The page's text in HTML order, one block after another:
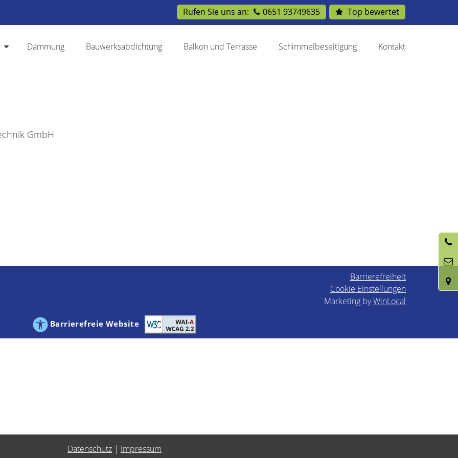
Rufen Sie uns an: 0651 93749635 Top bewertet
Dämmung Bauwerksabdichtung Balkon und Terrasse Schimmelbeseitigung Kontakt
Dämmung Bauwerksabdichtung Schimmelbeseitigung
GmbH
Barrierefreiheit
Cookie Einstellungen
Marketing byWinLocal
Barrierefreie Website
Datenschutz | Impressum